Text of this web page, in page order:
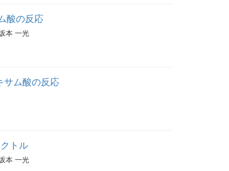
酸の反応
本 一光
サム酸の反応
トル
本 一光